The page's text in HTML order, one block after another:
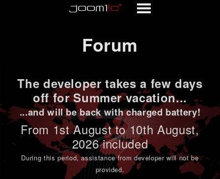
Forum
The developer takes a few days
off for Summer vacation...
...and will be back with charged battery!
From 1stAugust to 10th August,
2026 included
During this period,assistance from developer will not be
provided.